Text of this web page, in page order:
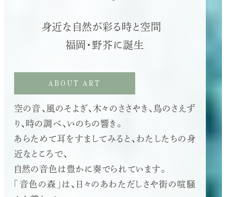
ABOUT ART
身近な自然が彩る時と空間
福岡・野芥に誕生
空の音、風のそよぎ、木々のささやき、鳥のさえず
り、時の調べ、いのちの響き。
あらためて耳をすましてみると、わたしたちの身
近なところで、
自然の音色は豊かに奏でられています。
「音色の森」は、日々のあわただしさや街の喧騒